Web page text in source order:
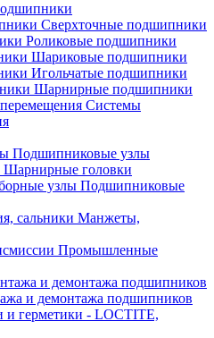
Сверхточные подшипники
Роликовые подшипники
Шариковые подшипники
Игольчатые подшипники
Шарнирные подшипники
Системы
Подшипниковые узлы
Шарнирные головки
Подшипниковые
Манжеты,
Промышленные
и демонтажа подшипников